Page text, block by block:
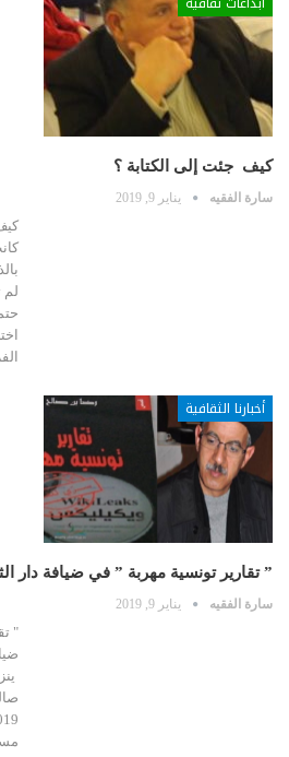
كيف جئت إلى الكتابة ؟
سارة الفقيه يناير 9, 2019
لم
أخبارنا الثقافية
” تقارير تونسية مهربة ” في ضيافة دار
سارة الفقيه يناير 9, 2019
"